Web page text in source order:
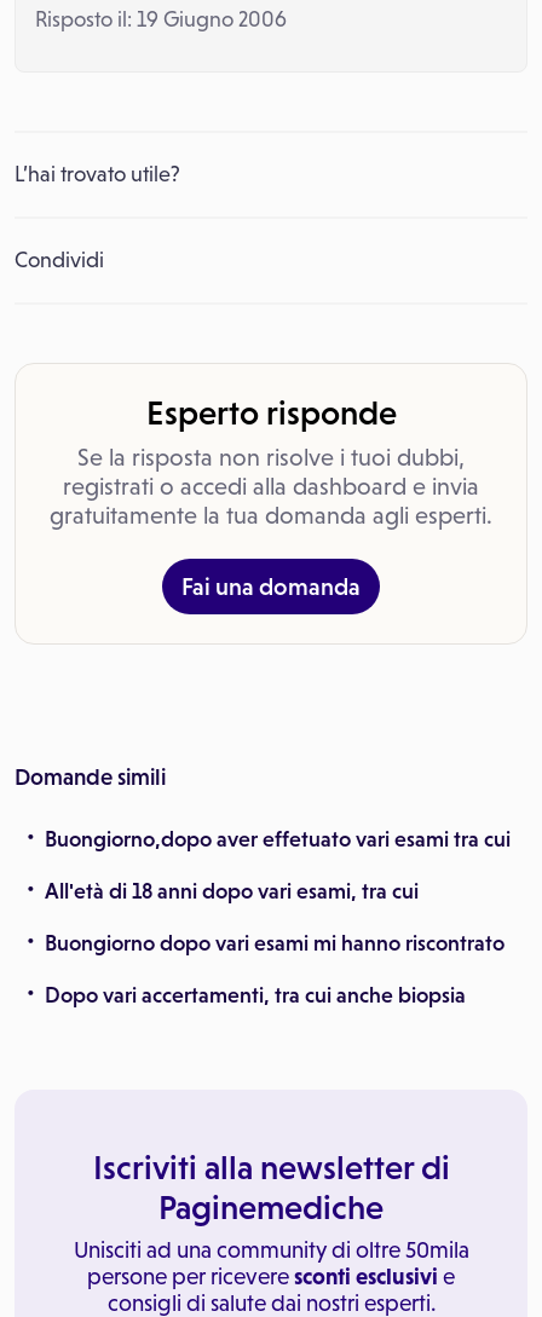
Risposto il: 19 Giugno 2006
L’hai trovato utile?
Condividi
Esperto risponde
Se la risposta non risolve i tuoi dubbi,
registrati o accedi alla dashboard e invia
gratuitamente la tua domanda agli esperti.
Fai una domanda
Domande simili
Buongiorno,dopo aver effetuato vari esami tra cui
All'età di 18 anni dopo vari esami, tra cui
Buongiorno dopo vari esami mi hanno riscontrato
Dopo vari accertamenti, tra cui anche biopsia
Iscriviti alla newsletter di
Paginemediche
Unisciti ad una community di oltre 50mila
persone per riceveresconti esclusivi e
consigli di salute dai nostri esperti.